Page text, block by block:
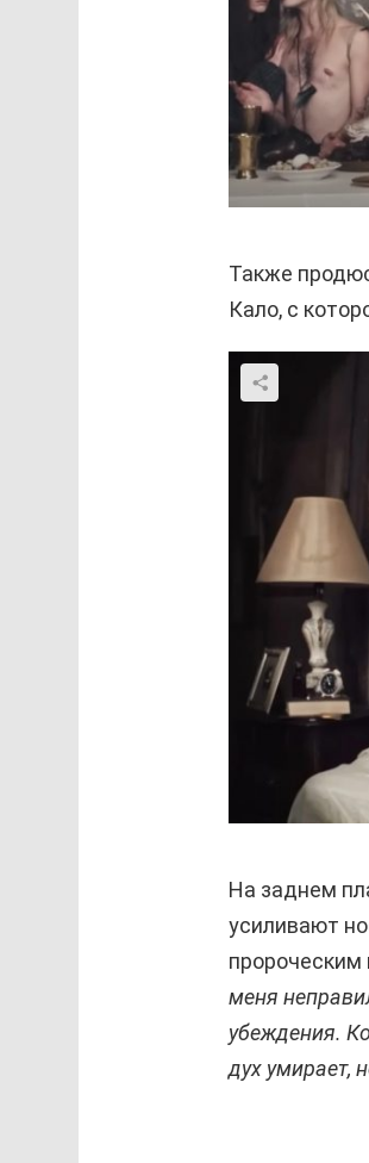
Также
Кало, с
На заднем
усиливают
пророческим
меня
убеждения.
дух умирает,